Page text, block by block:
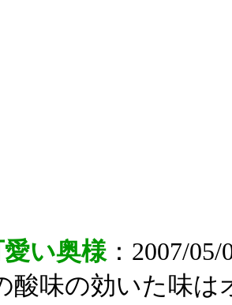
い奥様：2007/05/
酸味の効いた味は